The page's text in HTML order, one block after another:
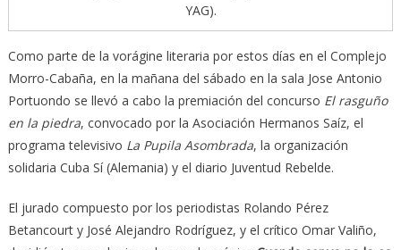
YAG).
Como parte de la vorágine literaria por estos días en el Complejo
Morro-Cabaña, en la mañana del sábado en la sala Jose Antonio
Portuondo se llevó a cabo la premiación del concurso El rasguño
en la piedra, convocado por la Asociación Hermanos Saíz, el
programa televisivo La Pupila Asombrada, la organización
solidaria Cuba Sí (Alemania) y el diario Juventud Rebelde.
El jurado compuesto por los periodistas Rolando Pérez
Betancourt y José Alejandro Rodríguez, y el crítico Omar Valiño,